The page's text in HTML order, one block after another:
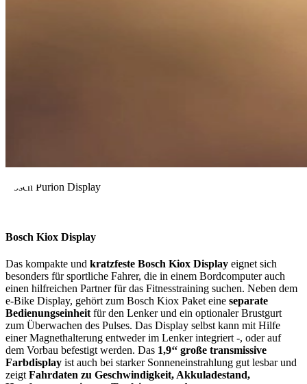
Bosch Purion Display
Bosch Kiox Display
Das kompakte und kratzfeste Bosch Kiox Display eignet sich
besonders für sportliche Fahrer, die in einem Bordcomputer auch
einen hilfreichen Partner für das Fitnesstraining suchen. Neben dem
e-Bike Display, gehört zum Bosch Kiox Paket eine separate
Bedienungseinheit für den Lenker und ein optionaler Brustgurt
zum Überwachen des Pulses. Das Display selbst kann mit Hilfe
einer Magnethalterung entweder im Lenker integriert -, oder auf
dem Vorbau befestigt werden. Das 1,9‘‘ große transmissive
Farbdisplay ist auch bei starker Sonneneinstrahlung gut lesbar und
zeigt Fahrdaten zu Geschwindigkeit, Akkuladestand,